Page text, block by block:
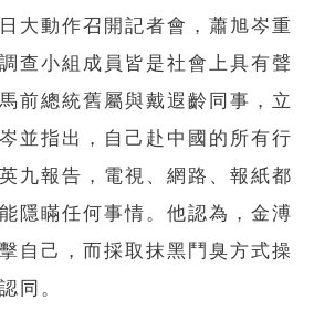
大動作召開記者會，蕭旭岑重
查小組成員皆是社會上具有聲
前總統舊屬與戴遐齡同事，立
並指出，自己赴中國的所有行
九報告，電視、網路、報紙都
隱瞞任何事情。他認為，金溥
自己，而採取抹黑鬥臭方式操
同。